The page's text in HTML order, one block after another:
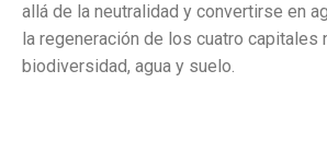
allá de la neutralidad y convertirse en
la regeneración de los cuatro capitales
biodiversidad, agua y suelo.